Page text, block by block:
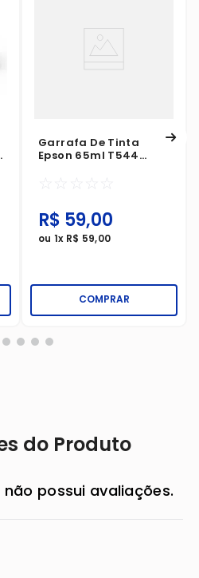
Garrafa De Tinta
Epson 65ml T544
☆ ☆ ☆ ☆ ☆
R$ 59,00
ou 1x R$ 59,00
COMPRAR
do Produto
possui avaliações.